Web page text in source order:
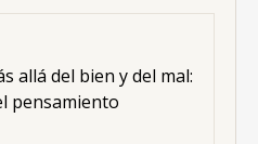
allá del bien y del mal:
pensamiento